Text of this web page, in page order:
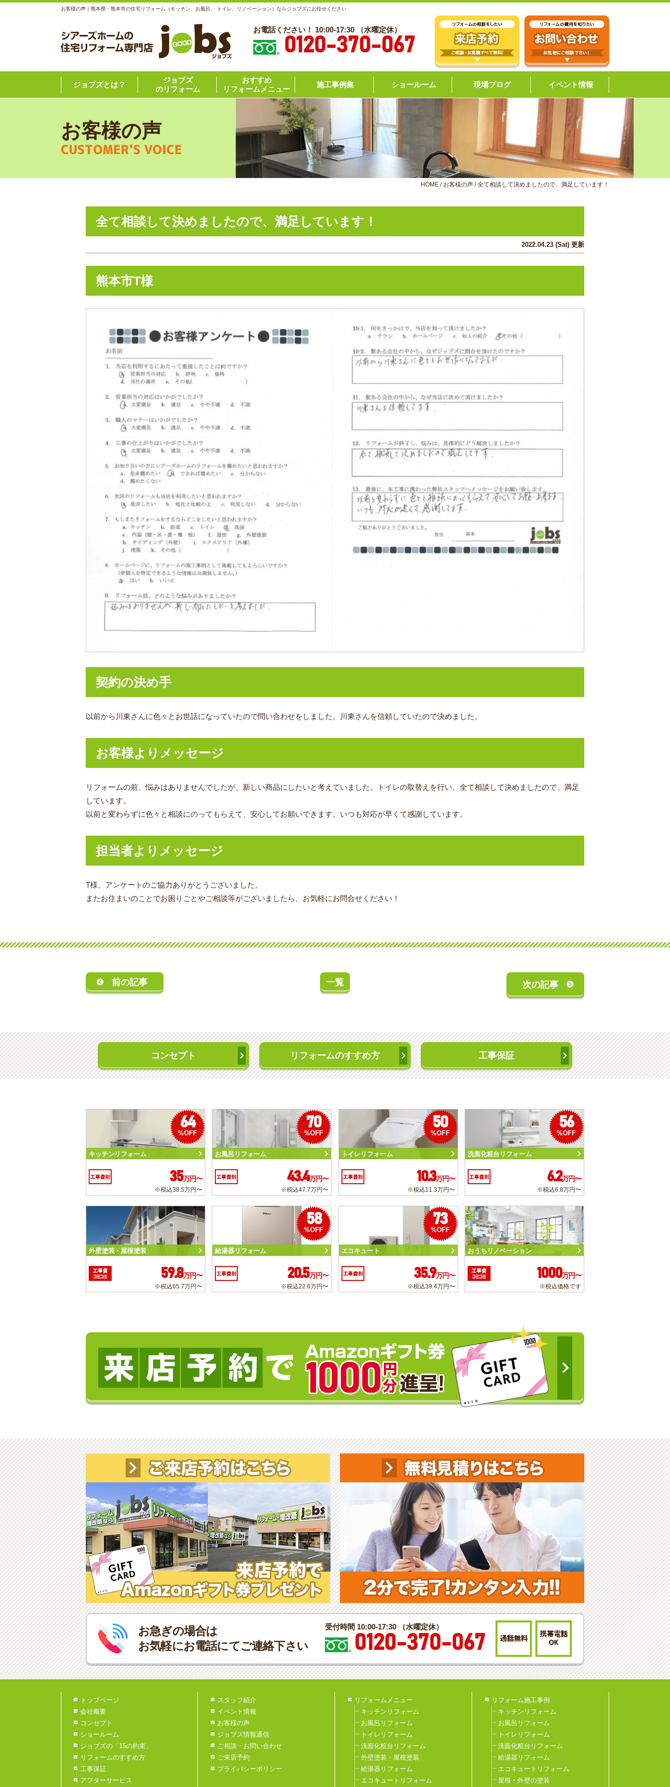
お客様の声｜熊本県・熊本市の住宅リフォーム（キッチン、お風呂、 トイレ、リノベーション）ならジョブズにお任せください
お電話ください！ 10:00-17:30 （水曜定休）
0120-370-067
ジョブズとは？
ジョブズ
のリフォーム
おすすめ
リフォームメニュー
施工事例集 ショールーム 現場ブログ イベント情報
お客様の声
CUSTOMER'S VOICE
HOME / お客様の声 /全て相談して決めましたので、満足しています！
全て相談して決めましたので、満足しています！
2022.04.23 (Sat) 更新
熊本市T様
契約の決め手
以前から川東さんに色々とお世話になっていたので問い合わせをしました。川東さんを信頼していたので決めました。
お客様よりメッセージ
リフォームの前、悩みはありませんでしたが、新しい商品にしたいと考えていました。トイレの取替えを行い、全て相談して決めましたので、満足
しています。
以前と変わらずに色々と相談にのってもらえて、安心してお願いできます。いつも対応が早くて感謝しています。
担当者よりメッセージ
T様、アンケートのご協力ありがとうございました。
またお住まいのことでお困りごとやご相談等がございましたら、お気軽にお問合せください！
前の記事 一覧 次の記事
コンセプト リフォームのすすめ方 工事保証
64
%OFF
キッチンリフォーム
工事費別 35万円〜
※税込38.5万円〜
70
%OFF
お風呂リフォーム
工事費別 43.4万円〜
※税込47.7万円〜
50
%OFF
トイレリフォーム
工事費別 10.3万円〜
※税込11.3万円〜
56
%OFF
洗面化粧台リフォーム
工事費別 6.2万円〜
※税込6.8万円〜
外壁塗装・屋根塗装
工事費
コミコミ
59.8万円〜
※税込65.7万円〜
58
%OFF
給湯器リフォーム
工事費別 20.5万円〜
※税込22.6万円〜
73
%OFF
エコキュート
工事費別 35.9万円〜
※税込39.4万円〜
おうちリノベーション
工事費
コミコミ
1000万円〜
※税込価格です
お急ぎの場合は
お気軽にお電話にてご連絡下さい
受付時間 10:00-17:30 （水曜定休）
0120-370-067 通話無料
携帯電話
OK
トップページ
会社概要
コンセプト
ショールーム
ジョブズの「15の約束」
リフォームのすすめ方
工事保証
アフターサービス
スタッフ紹介
イベント情報
お客様の声
ジョブズ情報通信
ご相談・お問い合わせ
ご来店予約
プライバシーポリシー
リフォームメニュー
キッチンリフォーム
お風呂リフォーム
トイレリフォーム
洗面化粧台リフォーム
外壁塗装・屋根塗装
給湯器リフォーム
エコキュートリフォーム
リフォーム施工事例
キッチンリフォーム
お風呂リフォーム
トイレリフォーム
洗面化粧台リフォーム
給湯器リフォーム
エコキュートリフォーム
屋根・外壁の塗装